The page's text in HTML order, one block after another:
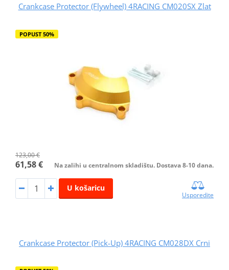
Crankcase Protector (Flywheel) 4RACING CM020SX Zlat
POPUST 50%
123,00 €
61,58 € Na zalihi u centralnom skladištu. Dostava 8-10 dana.
U košaricu
Usporedite
Crankcase Protector (Pick-Up) 4RACING CM028DX Crni